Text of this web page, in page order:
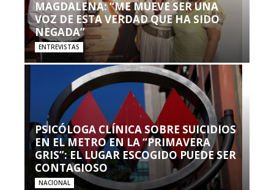
MAGDALENA: “ME MUEVE SER UNA
VOZ DE ESTA VERDAD QUE HA SIDO
NEGADA”
ENTREVISTAS
PSICÓLOGA CLÍNICA SOBRE SUICIDIOS
EN EL METRO EN LA “PRIMAVERA
GRIS”: EL LUGAR ESCOGIDO PUEDE SER
CONTAGIOSO
NACIONAL